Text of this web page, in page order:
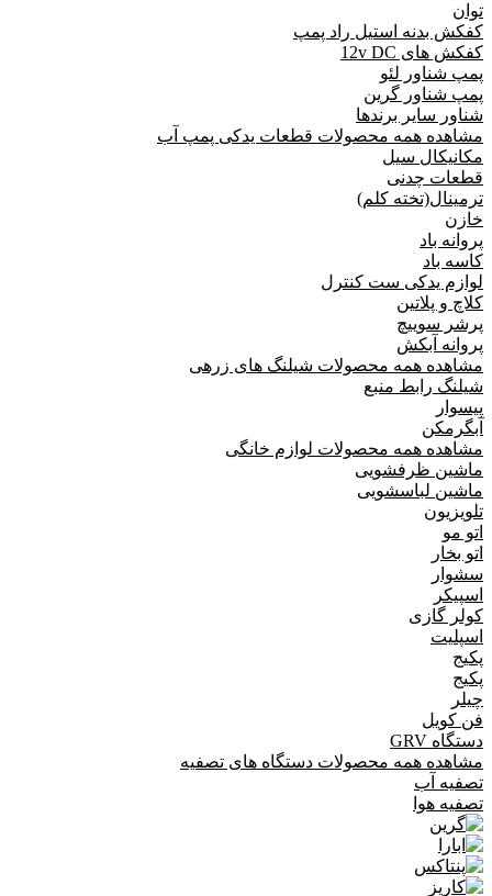
توان
کفکش بدنه استیل راد پمپ
کفکش های 12v DC
پمپ شناور لئو
پمپ شناور گرین
شناور سایر برندها
مشاهده همه محصولات قطعات یدکی پمپ آب
مکانیکال سیل
قطعات چدنی
ترمینال(تخته کلم)
خازن
پروانه باد
کاسه باد
لوازم یدکی ست کنترل
کلاچ و پلاتین
پرشر سوییچ
پروانه آبکش
مشاهده همه محصولات شیلنگ های زرهی
شیلنگ رابط منبع
پیسوار
آبگرمکن
مشاهده همه محصولات لوازم خانگی
ماشین ظرفشویی
ماشین لباسشویی
تلویزیون
اتو مو
اتو بخار
سشوار
اسپیکر
کولر گازی
اسپلیت
پکیج
پکیج
چیلر
فن کویل
دستگاه GRV
مشاهده همه محصولات دستگاه های تصفیه
تصفیه آب
تصفیه هوا